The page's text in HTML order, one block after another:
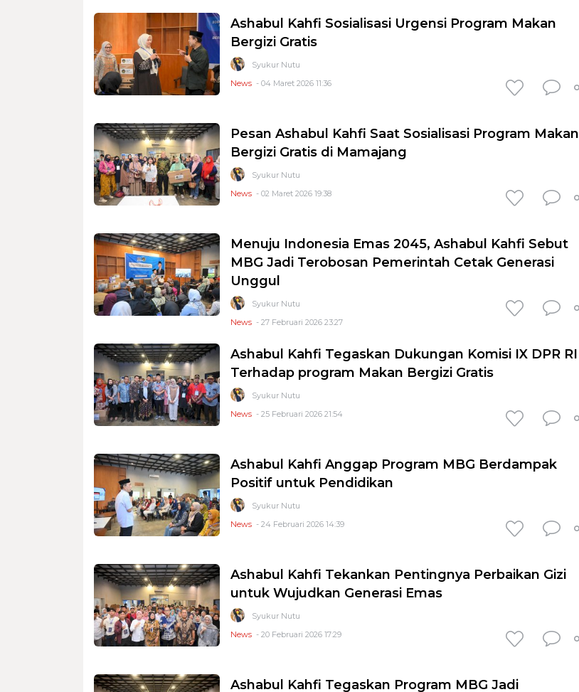
Ashabul Kahfi Sosialisasi Urgensi Program Makan
Bergizi Gratis
Syukur Nutu
News - 04 Maret 2026 11:36
Pesan Ashabul Kahfi Saat Sosialisasi Program Makan
Bergizi Gratis di Mamajang
Syukur Nutu
News - 02 Maret 2026 19:38
Menuju Indonesia Emas 2045, Ashabul Kahfi Sebut
MBG Jadi Terobosan Pemerintah Cetak Generasi
Unggul
Syukur Nutu
News - 27 Februari 2026 23:27
Ashabul Kahfi Tegaskan Dukungan Komisi IX DPR RI
Terhadap program Makan Bergizi Gratis
Syukur Nutu
News - 25 Februari 2026 21:54
Ashabul Kahfi Anggap Program MBG Berdampak
Positif untuk Pendidikan
Syukur Nutu
News - 24 Februari 2026 14:39
Ashabul Kahfi Tekankan Pentingnya Perbaikan Gizi
untuk Wujudkan Generasi Emas
Syukur Nutu
News - 20 Februari 2026 17:29
Ashabul Kahfi Tegaskan Program MBG Jadi